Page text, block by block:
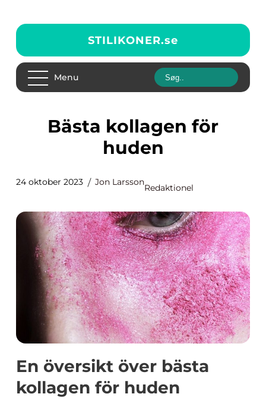
STILIKONER.se
Menu
Bästa kollagen för
huden
24 oktober 2023 Jon Larsson
Redaktionel
En översikt över bästa
kollagen för huden